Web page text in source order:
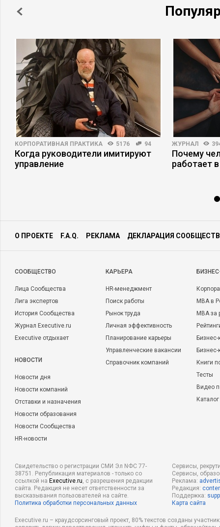
КОРПОРАТИВНАЯ ПРАКТИКА 5176 94
Когда руководители имитируют
управление
ЖУРНАЛ
Почему
работает
О ПРОЕКТЕ F.A.Q. РЕКЛАМА ДЕКЛАРАЦИЯ
CООБЩЕСТВО
Лица Сообщества
Лига экспертов
История Сообщества
Журнал Executive.ru
Executive отдыхает
НОВОСТИ
Новости дня
Новости компаний
Отставки и назначения
Новости образования
Новости Сообщества
HR-новости
КАРЬЕРА
HR-менеджмент
Поиск работы
Рынок труда
Личная эффективность
Планирование карьеры
Управленческие вакансии
Справочник компаний
MBA в
MBA
Бизнес-
Книги
Тесты
Видео
Свидетельство о регистрации СМИ Эл NФС 77-
38751. Републикация материалов - только со
ссылкой на Executive.ru, с разрешения редакции
сайта. Редакция не несет ответственности за
высказывания пользователей на сайте.
Политика обработки персональных данных
Сервисы,
Сервисы,
Реклама:
Редакция:
Поддержка:
Карта сайта
Executive.ru – краудсорсинговый проект, 80% текстов созданы